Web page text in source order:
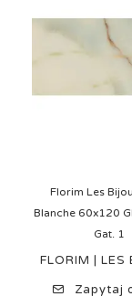
Florim Les
Blanche 60x120
Gat. 1
FLORIM | LES
Zapytaj